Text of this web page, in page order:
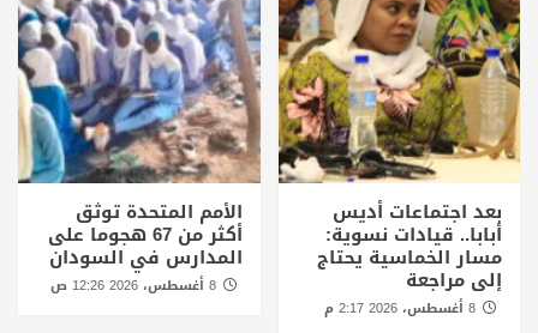
بعد اجتماعات أديس
أبابا.. قيادات نسوية:
مسار الخماسية يحتاج
إلى مراجعة
الأمم المتحدة توثق
أكثر من 67 هجوما على
المدارس في السودان
8 أغسطس، 2026 12:26 ص